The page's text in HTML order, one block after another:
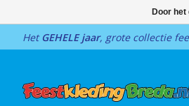
Het GEHELE jaar, grote collectie
Door